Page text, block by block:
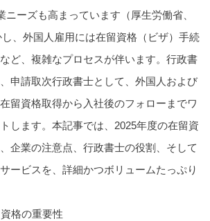
ニーズも高まっています（厚生労働省、
、外国人雇用には在留資格（ビザ）手続
ど、複雑なプロセスが伴います。行政書
申請取次行政書士として、外国人および
留資格取得から入社後のフォローまでワ
します。本記事では、2025年度の在留資
企業の注意点、行政書士の役割、そして
ービスを、詳細かつボリュームたっぷり
格の重要性